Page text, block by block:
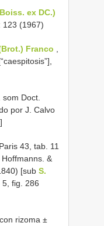
ex DC.)
123 (1967)
Franco ,
som Doct.
por J. Calvo
43, tab. 11
Hoffmanns. &
[sub S.
fig. 286
rizoma ±